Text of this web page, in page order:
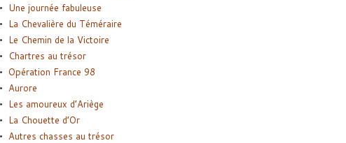
Une journée fabuleuse
La Chevalière du Téméraire
Le Chemin de la Victoire
Chartres au trésor
Opération France 98
Aurore
Les amoureux d’Ariège
La Chouette d’Or
Autres chasses au trésor